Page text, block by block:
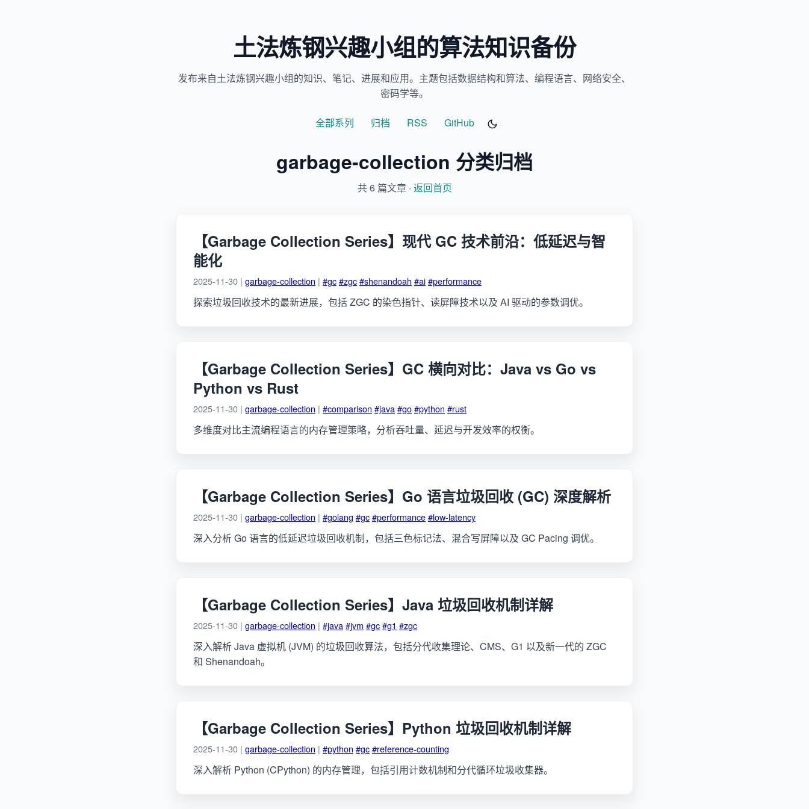
土法炼钢兴趣小组的算法知识备份
发布来自土法炼钢兴趣小组的知识、笔记、进展和应用。主题包括数据结构和算法、编程语言、网络安全、
密码学等。
全部系列 归档 RSS GitHub
garbage-collection 分类归档
共 6 篇文章 · 返回首页
【Garbage Collection Series】现代 GC 技术前沿：低延迟与智
能化
2025-11-30 | garbage-collection | #gc#zgc#shenandoah #ai#performance
探索垃圾回收技术的最新进展，包括 ZGC 的染色指针、读屏障技术以及 AI 驱动的参数调优。
【Garbage Collection Series】GC 横向对比：Java vs Go vs
Python vs Rust
2025-11-30 | garbage-collection | #comparison #java#go#python #rust
多维度对比主流编程语言的内存管理策略，分析吞吐量、延迟与开发效率的权衡。
【Garbage Collection Series】Go 语言垃圾回收 (GC) 深度解析
2025-11-30 | garbage-collection | #golang #gc#performance#low-latency
深入分析 Go 语言的低延迟垃圾回收机制，包括三色标记法、混合写屏障以及 GC Pacing 调优。
【Garbage Collection Series】Java 垃圾回收机制详解
2025-11-30 | garbage-collection | #java#jvm #gc#g1 #zgc
深入解析 Java 虚拟机 (JVM) 的垃圾回收算法，包括分代收集理论、CMS、G1 以及新一代的 ZGC
和 Shenandoah。
【Garbage Collection Series】Python 垃圾回收机制详解
2025-11-30 | garbage-collection | #python #gc#reference-counting
深入解析 Python (CPython) 的内存管理，包括引用计数机制和分代循环垃圾收集器。